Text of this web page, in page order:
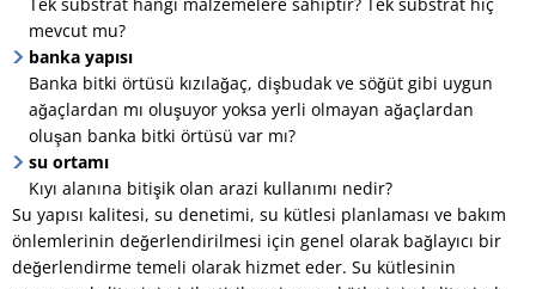
mevcut mu?
banka yapısı
Banka bitki örtüsü kızılağaç, dişbudak ve söğüt gibi uygun
ağaçlardan mı oluşuyor yoksa yerli olmayan ağaçlardan
oluşan banka bitki örtüsü var mı?
su ortamı
Kıyı alanına bitişik olan arazi kullanımı nedir?
Su yapısı kalitesi, su denetimi, su kütlesi planlaması ve bakım
önlemlerinin değerlendirilmesi için genel olarak bağlayıcı bir
değerlendirme temeli olarak hizmet eder. Su kütlesinin